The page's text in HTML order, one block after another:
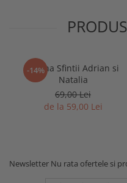
-14%
Icoana Sfintii Adrian si
Natalia
69,00 Lei
de la 59,00 Lei
Newsletter Nu rata ofertele si